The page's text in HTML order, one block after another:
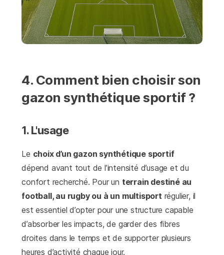
4. Comment bien choisir son
gazon synthétique sportif ?
1. L'usage
Le choix d’un gazon synthétique sportif
dépend avant tout de l’intensité d’usage et du
confort recherché. Pour un terrain destiné au
football, au rugby ou à un multisport régulier, il
est essentiel d’opter pour une structure capable
d’absorber les impacts, de garder des fibres
droites dans le temps et de supporter plusieurs
heures d’activité chaque jour.